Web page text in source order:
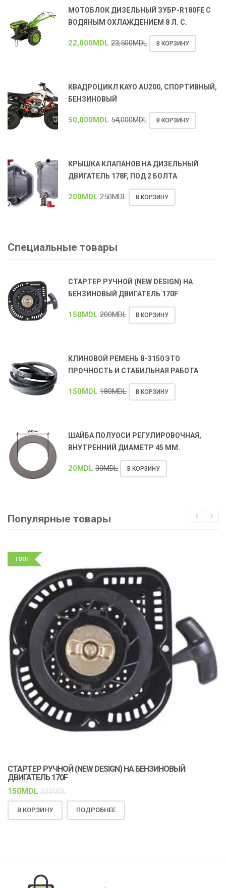
МОТОБЛОК ДИЗЕЛЬНЫЙ ЗУБР-R180FE С
ВОДЯНЫМ ОХЛАЖДЕНИЕМ 8 Л. С.
22,000MDL 23,500MDL В КОРЗИНУ
КВАДРОЦИКЛ KAYO AU200, СПОРТИВНЫЙ,
БЕНЗИНОВЫЙ
50,000MDL 54,000MDL В КОРЗИНУ
КРЫШКА КЛАПАНОВ НА ДИЗЕЛЬНЫЙ
ДВИГАТЕЛЬ 178F, ПОД 2 БОЛТА
200MDL 250MDL В КОРЗИНУ
Специальные товары
СТАРТЕР РУЧНОЙ (NEW DESIGN) НА
БЕНЗИНОВЫЙ ДВИГАТЕЛЬ 170F
150MDL 200MDL В КОРЗИНУ
КЛИНОВОЙ РЕМЕНЬ В-3150 ЭТО
ПРОЧНОСТЬ И СТАБИЛЬНАЯ РАБОТА
150MDL 180MDL В КОРЗИНУ
ШАЙБА ПОЛУОСИ РЕГУЛИРОВОЧНАЯ,
ВНУТРЕННИЙ ДИАМЕТР 45 ММ.
20MDL 30MDL В КОРЗИНУ
Популярные товары
ТОП!
СТАРТЕР РУЧНОЙ (NEW DESIGN) НА БЕНЗИНОВЫЙ
ДВИГАТЕЛЬ 170F
150MDL 200MDL
В КОРЗИНУ ПОДРОБНЕЕ